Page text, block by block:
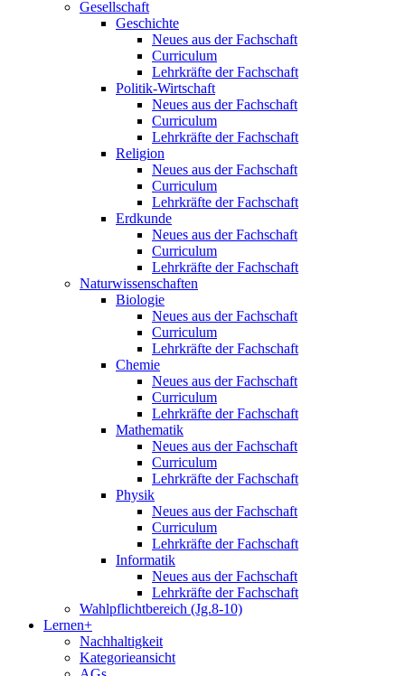
Gesellschaft
Geschichte
Neues aus der Fachschaft
Curriculum
Lehrkräfte der Fachschaft
Politik-Wirtschaft
Neues aus der Fachschaft
Curriculum
Lehrkräfte der Fachschaft
Religion
Neues aus der Fachschaft
Curriculum
Lehrkräfte der Fachschaft
Erdkunde
Neues aus der Fachschaft
Curriculum
Lehrkräfte der Fachschaft
Naturwissenschaften
Biologie
Neues aus der Fachschaft
Curriculum
Lehrkräfte der Fachschaft
Chemie
Neues aus der Fachschaft
Curriculum
Lehrkräfte der Fachschaft
Mathematik
Neues aus der Fachschaft
Curriculum
Lehrkräfte der Fachschaft
Physik
Neues aus der Fachschaft
Curriculum
Lehrkräfte der Fachschaft
Informatik
Neues aus der Fachschaft
Lehrkräfte der Fachschaft
Wahlpflichtbereich (Jg.8-10)
Lernen+
Nachhaltigkeit
Kategorieansicht